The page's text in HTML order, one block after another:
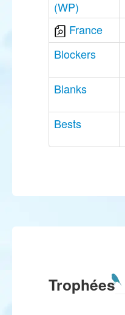
(WP)
France
Blockers
Blanks
Bests
Trophées